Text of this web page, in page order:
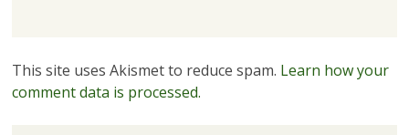
This site uses Akismet to reduce spam. Learn how your
comment data is processed.